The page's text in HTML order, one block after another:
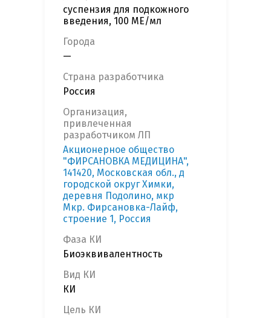
суспензия для подкожного
введения, 100 МЕ/мл
Города
—
Страна разработчика
Россия
Организация,
привлеченная
разработчиком ЛП
Акционерное общество
"ФИРСАНОВКА МЕДИЦИНА",
141420, Московская обл., д
городской округ Химки,
деревня Подолино, мкр
Мкр. Фирсановка-Лайф,
строение 1, Россия
Фаза КИ
Биоэквивалентность
Вид КИ
КИ
Цель КИ